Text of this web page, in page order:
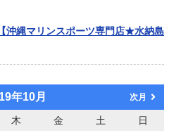
沖縄マリンスポーツ専門店★水納島
年10月 次月
木 金 土
日